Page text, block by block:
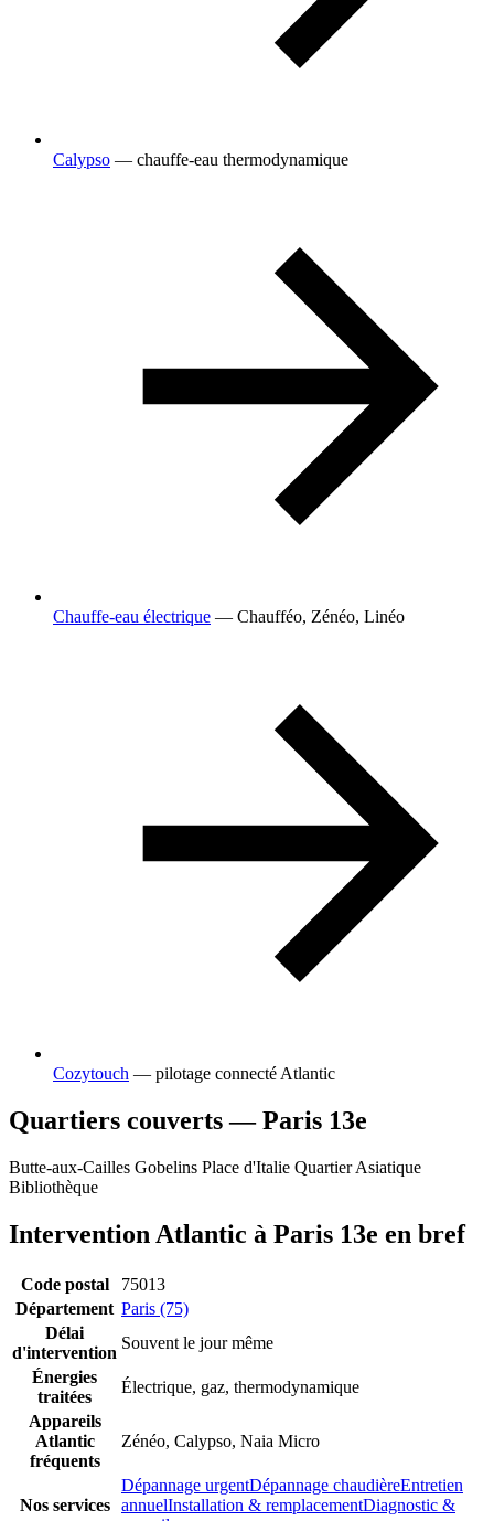
Calypso — chauffe-eau thermodynamique
Chauffe-eau électrique — Chaufféo, Zénéo, Linéo
Cozytouch — pilotage connecté Atlantic
Quartiers couverts — Paris 13e
Butte-aux-Cailles Gobelins Place d'Italie Quartier Asiatique
Bibliothèque
Intervention Atlantic à Paris 13e en bref
Code postal
75013
Département Paris (75)
Délai
d'intervention
Souvent le jour même
Énergies
traitées
Électrique, gaz, thermodynamique
Appareils
Atlantic
fréquents
Zénéo, Calypso, Naia Micro
Nos services
Dépannage urgentDépannage chaudièreEntretien
annuelInstallation & remplacementDiagnostic &